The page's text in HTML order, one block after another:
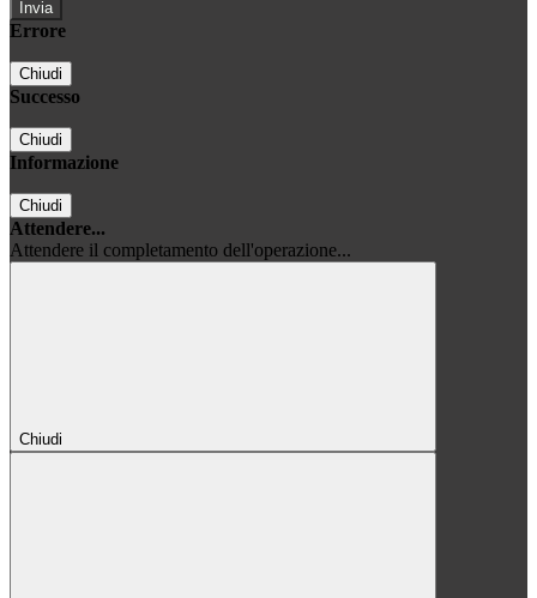
Errore
Chiudi
Successo
Chiudi
Informazione
Chiudi
Attendere...
Attendere il completamento dell'operazione...
Chiudi